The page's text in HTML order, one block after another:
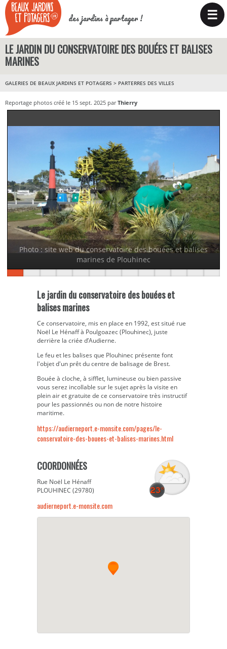
des jardins à partager ! ☰
LE JARDIN DU CONSERVATOIRE DES BOUÉES ET BALISES
MARINES
GALERIES DE BEAUX JARDINS ET POTAGERS > PARTERRES DES VILLES
Reportage photos créé le 15 sept. 2025 parThierry
Photo : site web du conservatoire des bouées et balises
marines de Plouhinec
Le jardin du conservatoire des bouées et
balises marines
Ce conservatoire, mis en place en 1992, est situé rue
Noël Le Hénaff à Poulgoazec (Plouhinec), juste
derrière la criée d’Audierne.
Le feu et les balises que Plouhinec présente font
l'objet d'un prêt du centre de balisage de Brest.
Bouée à cloche, à sifflet, lumineuse ou bien passive
vous serez incollable sur le sujet après la visite en
plein air et gratuite de ce conservatoire très instructif
pour les passionnés ou non de notre histoire
maritime.
https://audierneport.e-monsite.com/pages/le-
conservatoire-des-bouees-et-balises-marines.html
COORDONNÉES
Rue Noël Le Hénaff
PLOUHINEC (29780)
audierneport.e-monsite.com